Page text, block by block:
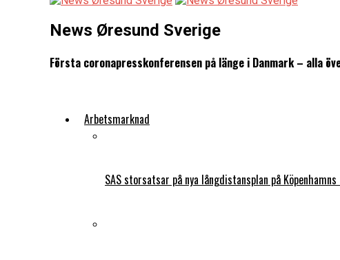
News Øresund Sverige
Första coronapresskonferensen på länge i Danmark – alla
Arbetsmarknad
SAS storsatsar på nya långdistansplan på